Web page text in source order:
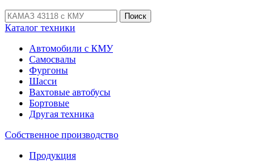
Поиск
Каталог техники
Автомобили с КМУ
Самосвалы
Фургоны
Шасси
Вахтовые автобусы
Бортовые
Другая техника
Собственное производство
Продукция